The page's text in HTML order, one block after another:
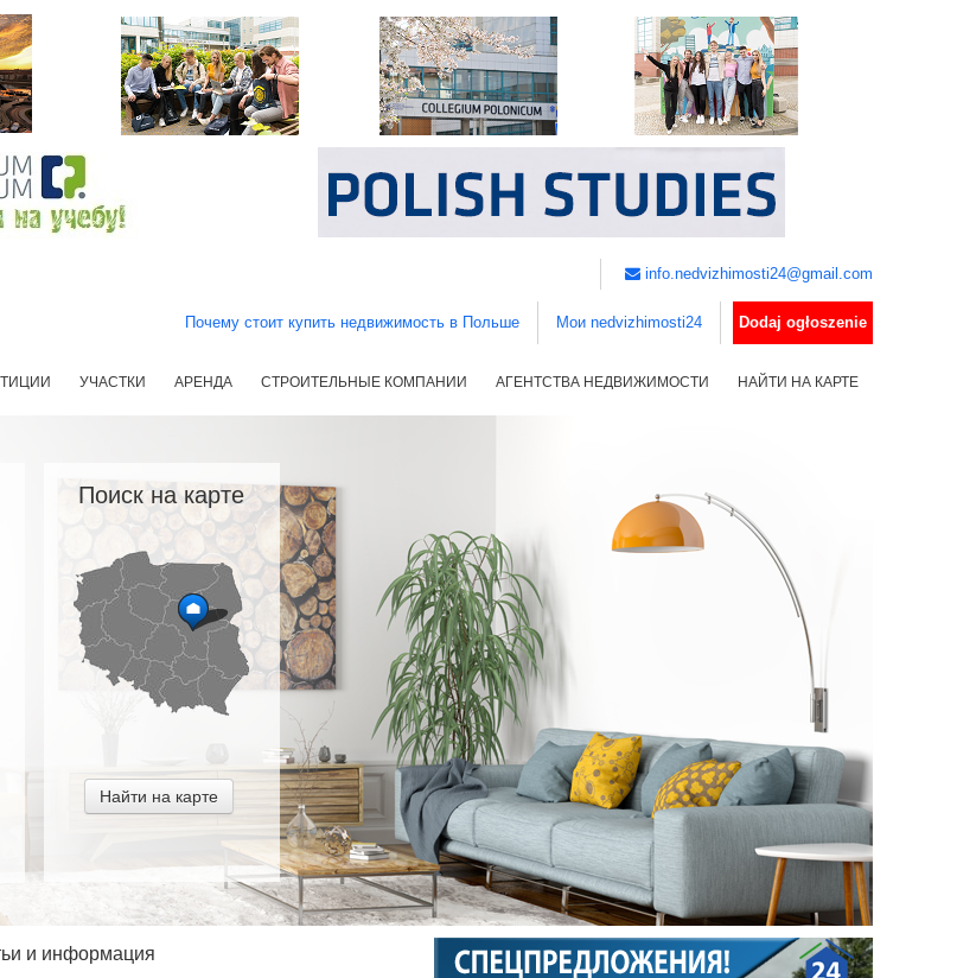
info.nedvizhimosti24@gmail.com
Почему стоит купить недвижимость в Польше Мои nedvizhimosti24 Dodaj ogłoszenie
УЧАСТКИ АРЕНДА СТРОИТЕЛЬНЫЕ КОМПАНИИ АГЕНТСТВА НЕДВИЖИМОСТИ НАЙТИ НА КАРТЕ
Поиск на карте
Найти на карте
и информация